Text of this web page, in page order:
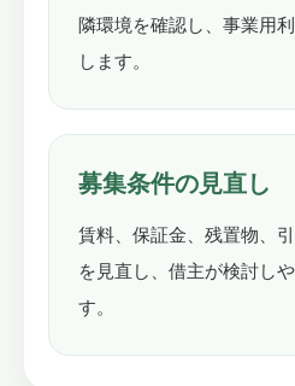
隣環境を確認し、事業用
します。
募集条件の見直し
賃料、保証金、残置物、
を見直し、借主が検討し
す。